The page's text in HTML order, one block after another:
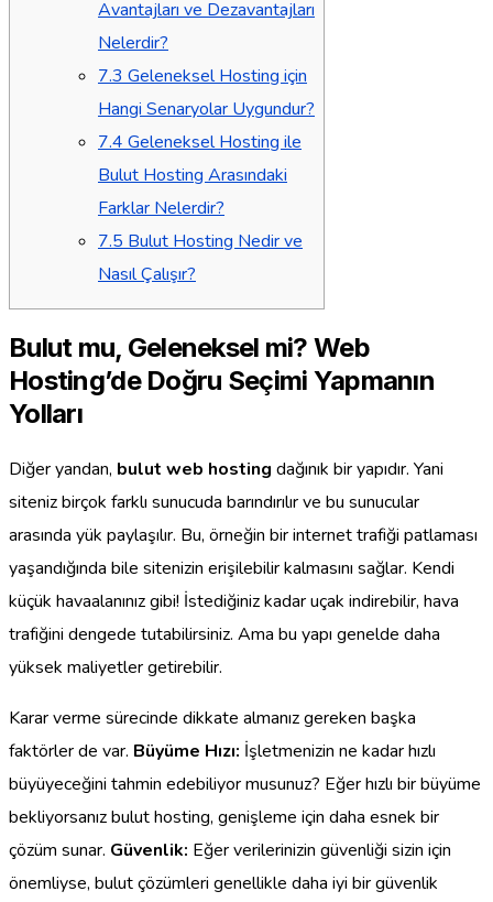
Avantajları ve Dezavantajları
Nelerdir?
7.3 Geleneksel Hosting için
Hangi Senaryolar Uygundur?
7.4 Geleneksel Hosting ile
Bulut Hosting Arasındaki
Farklar Nelerdir?
7.5 Bulut Hosting Nedir ve
Nasıl Çalışır?
Bulut mu, Geleneksel mi? Web
Hosting’de Doğru Seçimi Yapmanın
Yolları
Diğer yandan, bulut web hosting dağınık bir yapıdır. Yani
siteniz birçok farklı sunucuda barındırılır ve bu sunucular
arasında yük paylaşılır. Bu, örneğin bir internet trafiği patlaması
yaşandığında bile sitenizin erişilebilir kalmasını sağlar. Kendi
küçük havaalanınız gibi! İstediğiniz kadar uçak indirebilir, hava
trafiğini dengede tutabilirsiniz. Ama bu yapı genelde daha
yüksek maliyetler getirebilir.
Karar verme sürecinde dikkate almanız gereken başka
faktörler de var. Büyüme Hızı: İşletmenizin ne kadar hızlı
büyüyeceğini tahmin edebiliyor musunuz? Eğer hızlı bir büyüme
bekliyorsanız bulut hosting, genişleme için daha esnek bir
çözüm sunar. Güvenlik: Eğer verilerinizin güvenliği sizin için
önemliyse, bulut çözümleri genellikle daha iyi bir güvenlik